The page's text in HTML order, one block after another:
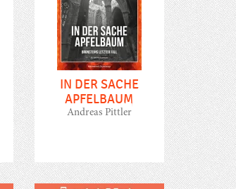
IN DER SACHE
APFELBAUM
Andreas Pittler